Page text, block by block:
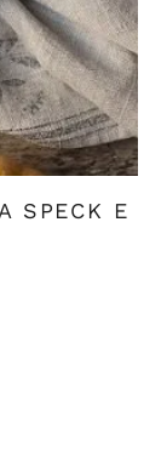
SPECK E